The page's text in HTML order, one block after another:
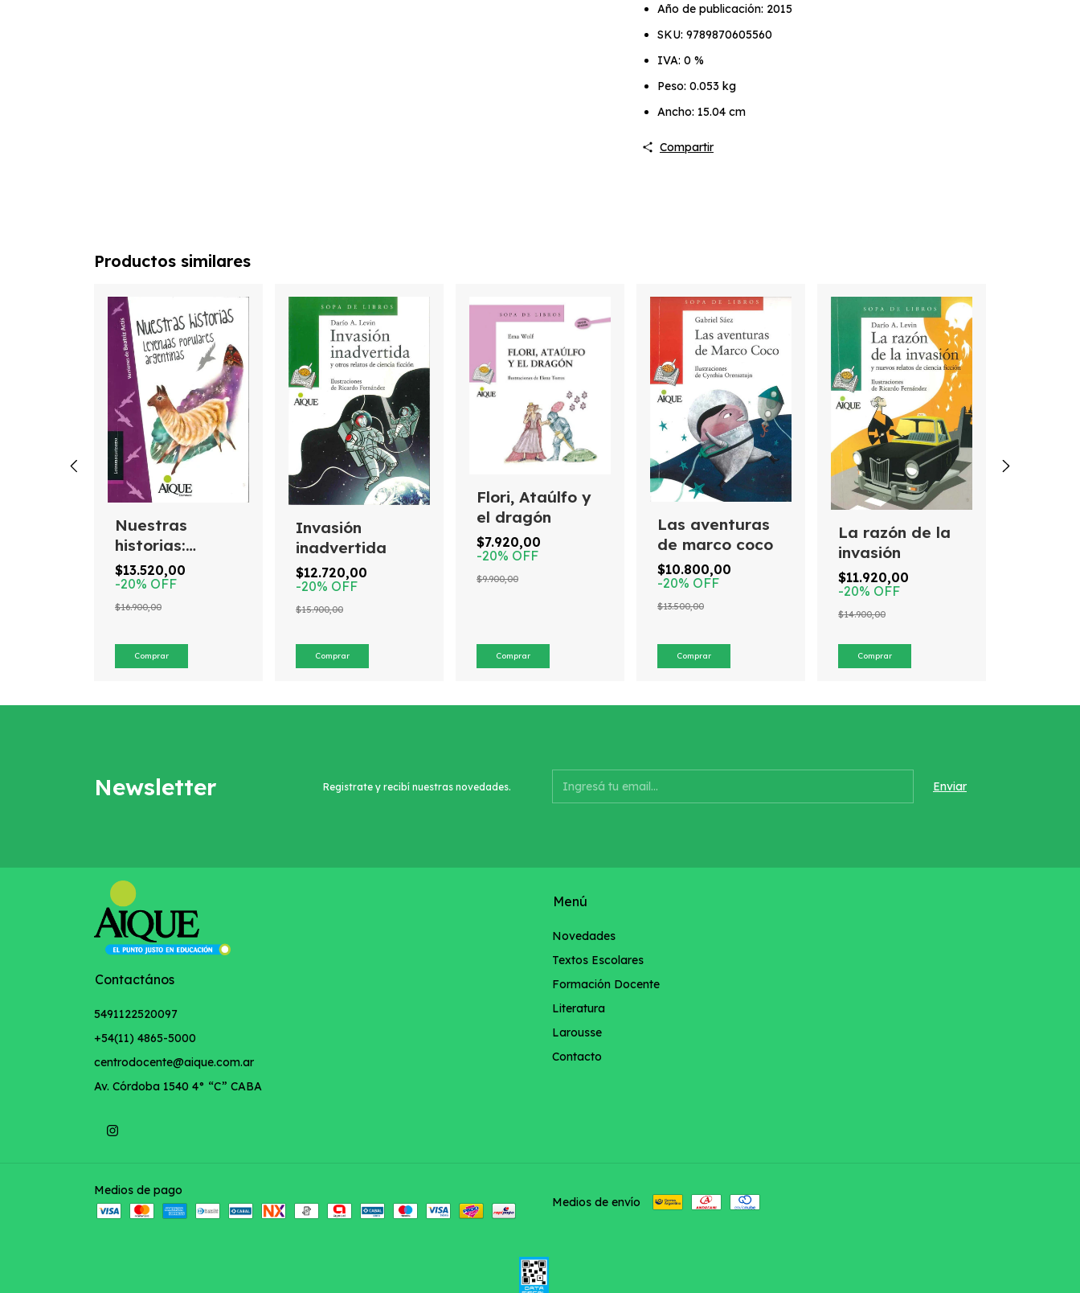
Año de publicación: 2015
SKU: 9789870605560
IVA: 0 %
Peso: 0.053 kg
Ancho: 15.04 cm
Compartir
Productos similares
Nuestras
historias:
leyendas
populares
argentinas
$13.520,00
-20% OFF
$16.900,00
Invasión
inadvertida
$12.720,00
-20% OFF
$15.900,00
Flori, Ataúlfo y
el dragón
$7.920,00
-20% OFF
$9.900,00
Las aventuras
de marco coco
$10.800,00
-20% OFF
$13.500,00
La razón de la
invasión
$11.920,00
-20% OFF
$14.900,00
Newsletter Registrate y recibí nuestras novedades.
Contactános
5491122520097
+54(11) 4865-5000
centrodocente@aique.com.ar
Av. Córdoba 1540 4° “C” CABA
Menú
Novedades
Textos Escolares
Formación Docente
Literatura
Larousse
Contacto
Medios de pago
Medios de envío